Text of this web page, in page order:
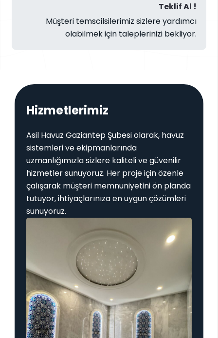
Teklif Al !
Müşteri temscilsilerimiz sizlere yardımcı
olabilmek için taleplerinizi bekliyor.
Hizmetlerimiz
Asil Havuz Gaziantep Şubesi olarak, havuz
sistemleri ve ekipmanlarında
uzmanlığımızla sizlere kaliteli ve güvenilir
hizmetler sunuyoruz. Her proje için özenle
çalışarak müşteri memnuniyetini ön planda
tutuyor, ihtiyaçlarınıza en uygun çözümleri
sunuyoruz.